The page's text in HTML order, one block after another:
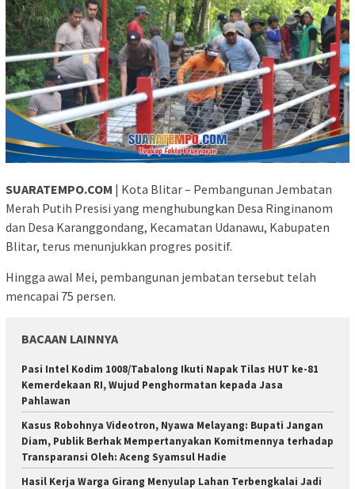
SUARATEMPO.COM | Kota Blitar – Pembangunan Jembatan
Merah Putih Presisi yang menghubungkan Desa Ringinanom
dan Desa Karanggondang, Kecamatan Udanawu, Kabupaten
Blitar, terus menunjukkan progres positif.
Hingga awal Mei, pembangunan jembatan tersebut telah
mencapai 75 persen.
BACAAN LAINNYA
Pasi Intel Kodim 1008/Tabalong Ikuti Napak Tilas HUT ke-81
Kemerdekaan RI, Wujud Penghormatan kepada Jasa
Pahlawan
Kasus Robohnya Videotron, Nyawa Melayang: Bupati Jangan
Diam, Publik Berhak Mempertanyakan Komitmennya terhadap
Transparansi Oleh: Aceng Syamsul Hadie
Hasil Kerja Warga Girang Menyulap Lahan Terbengkalai Jadi